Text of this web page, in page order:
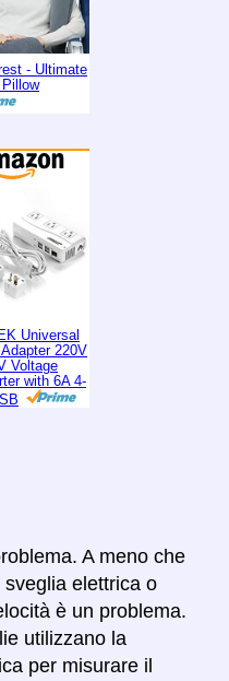
- Ultimate
Universal
220V
Voltage
with 6A 4-
A meno che
elettrica o
è un problema.
utilizzano la
per misurare il